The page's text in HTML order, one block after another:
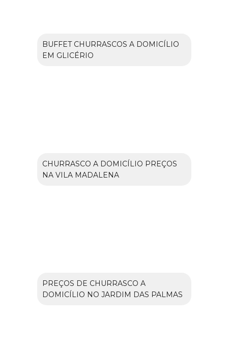
BUFFET CHURRASCOS A DOMICÍLIO
EM GLICÉRIO
CHURRASCO A DOMICÍLIO PREÇOS
NA VILA MADALENA
PREÇOS DE CHURRASCO A
DOMICÍLIO NO JARDIM DAS PALMAS